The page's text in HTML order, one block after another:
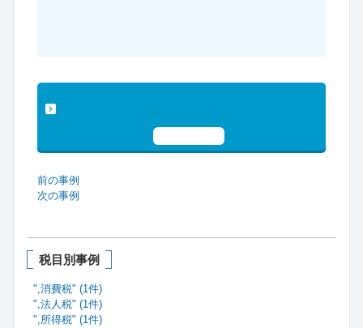
前の事例
次の事例
税目別事例
",消費税" (1件)
",法人税" (1件)
",所得税" (1件)